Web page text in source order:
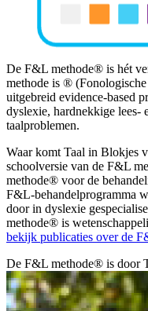
De F&L methode® is hét
methode is ®
uitgebreid evidence-based
dyslexie, hardnekkige lees-
taalproblemen.
Waar komt Taal in Blokjes
schoolversie van de F&L
methode® voor de
F&L-behandelprogramma
door in dyslexie
methode® is
bekijk publicaties over de
De F&L methode® is door